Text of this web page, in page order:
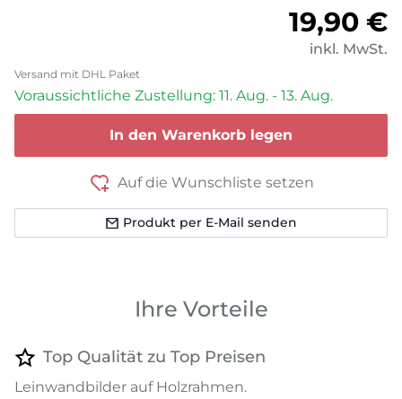
19,90 €
inkl. MwSt.
Versand mit DHL Paket
Voraussichtliche Zustellung: 11. Aug. - 13. Aug.
In den Warenkorb legen
Auf die Wunschliste setzen
Produkt per E-Mail senden
Ihre Vorteile
Top Qualität zu Top Preisen
Leinwandbilder auf Holzrahmen.